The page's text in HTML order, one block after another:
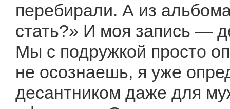
перебирали. А из
стать?» И моя запись —
Мы с подружкой просто
не осознаешь, я уже
десантником даже для